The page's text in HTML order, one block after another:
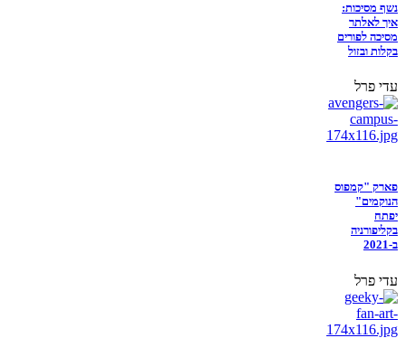
נשף מסיכות:
איך לאלתר
מסיכה לפורים
בקלות ובזול
עדי פרל
פארק "קמפוס
הנוקמים"
יפתח
בקליפורניה
ב-2021
עדי פרל